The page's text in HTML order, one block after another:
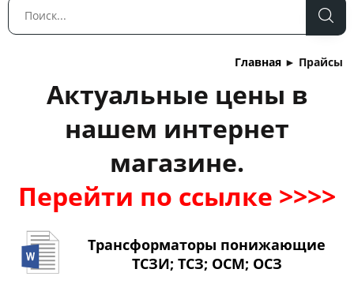
Главная ► Прайсы
Актуальные цены в
нашем интернет
магазине.
Перейти по ссылке >>>>
Трансформаторы понижающие
ТСЗИ; ТСЗ; ОСМ; ОСЗ